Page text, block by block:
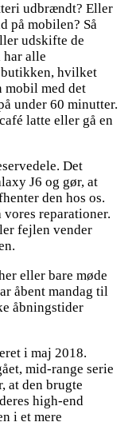
udbrændt? Eller
på mobilen? Så
udskifte de
har alle
hvilket
mobil med det
under 60 minutter.
latte eller gå en
Det
J6 og gør, at
den hos os.
reparationer.
fejlen vender
eller bare møde
åbent mandag til
åbningstider
i maj 2018.
mid-range serie
at den brugte
high-end
i et mere